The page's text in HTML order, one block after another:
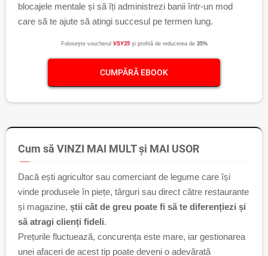
blocajele mentale și să îți administrezi banii într-un mod
care să te ajute să atingi succesul pe termen lung.
Folosește voucherul VSY35 și profită de reducerea de 35%
CUMPĂRĂ EBOOK
Cum să VINZI MAI MULT și MAI USOR
Dacă ești agricultor sau comerciant de legume care își
vinde produsele în piețe, târguri sau direct către restaurante
și magazine, știi cât de greu poate fi să te diferențiezi și
să atragi clienți fideli.
Prețurile fluctuează, concurența este mare, iar gestionarea
unei afaceri de acest tip poate deveni o adevărată